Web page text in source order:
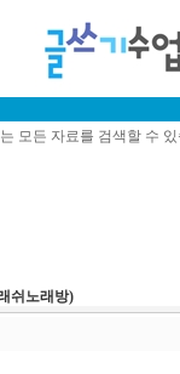
모든 자료를 검색할 수
쉬노래방)